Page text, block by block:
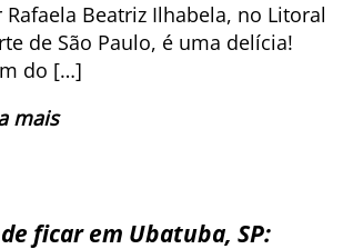
Rafaela Beatriz Ilhabela, no Litoral
de São Paulo, é uma delícia!
do […]
mais
ficar em Ubatuba, SP: